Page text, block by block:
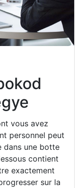
vous avez
personnel peut
dans une botte
contient
exactement
sur la